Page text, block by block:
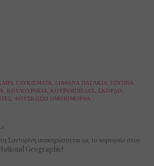
, ΓΛΥΚΊΣΜΑΤΑ, ΔΙΆΦΑΝΑ ΠΑΓΆΚΙΑ, ΈΞΥΠΝΑ
, ΚΟΥΛΟΥΡΆΚΙΑ, ΚΟΥΡΑΜΠΙΈΔΕΣ, ΣΚΌΡΔΟ,
, ΦΟΥΣΚΏΣΕΙ ΟΜΟΙΌΜΟΡΦΑ
Σαντορίνη ανακηρύσσεται ως το κορυφαίο στον
Geographic!